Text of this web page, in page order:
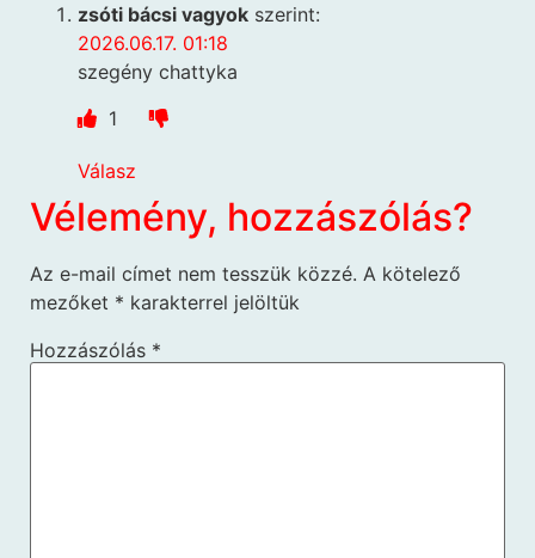
zsóti bácsi vagyok szerint:
2026.06.17. 01:18
szegény chattyka
1
Válasz
Vélemény, hozzászólás?
Az e-mail címet nem tesszük közzé. A kötelező
mezőket * karakterrel jelöltük
Hozzászólás *